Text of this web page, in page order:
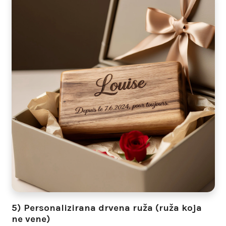
5) Personalizirana drvena ruža (ruža koja
ne vene)